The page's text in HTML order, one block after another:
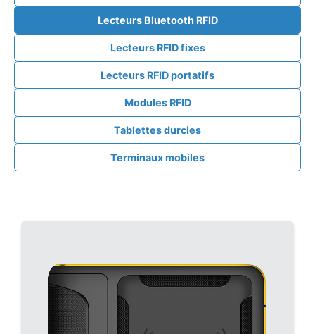
Lecteurs Bluetooth RFID
Lecteurs RFID fixes
Lecteurs RFID portatifs
Modules RFID
Tablettes durcies
Terminaux mobiles